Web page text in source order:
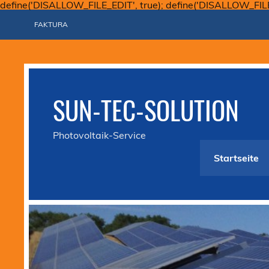
define('DISALLOW_FILE_EDIT', true);
FAKTURA
SUN-TEC-SOLUTION
Photovoltaik-Service
Startseite